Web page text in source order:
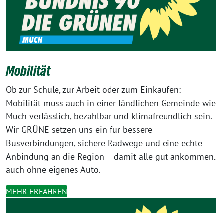
Mobilität
Ob zur Schule, zur Arbeit oder zum Einkaufen:
Mobilität muss auch in einer ländlichen Gemeinde wie
Much verlässlich, bezahlbar und klimafreundlich sein.
Wir GRÜNE setzen uns ein für bessere
Busverbindungen, sichere Radwege und eine echte
Anbindung an die Region – damit alle gut ankommen,
auch ohne eigenes Auto.
MEHR ERFAHREN